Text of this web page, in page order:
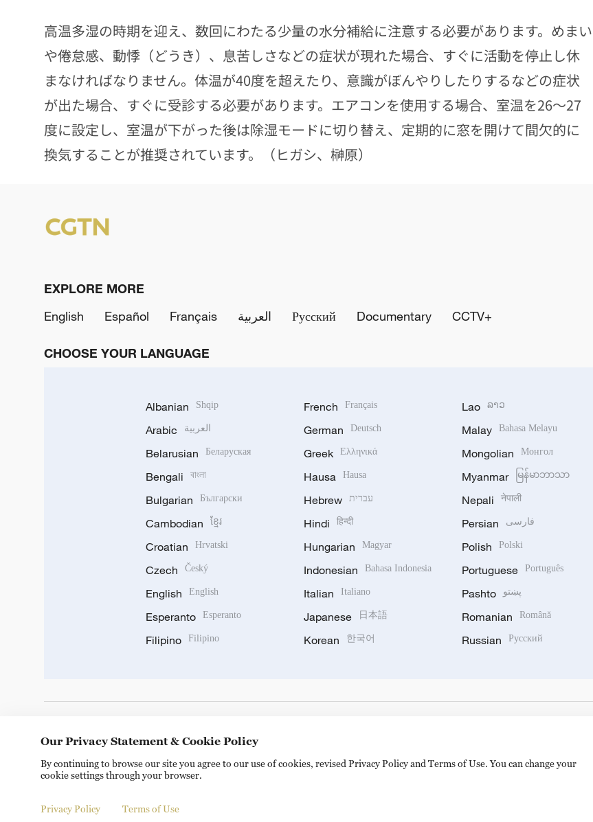
高温多湿の時期を迎え、数回にわたる少量の水分補給に注意する必要があります。めまい
や倦怠感、動悸（どうき）、息苦しさなどの症状が現れた場合、すぐに活動を停止し休
まなければなりません。体温が40度を超えたり、意識がぼんやりしたりするなどの症状
が出た場合、すぐに受診する必要があります。エアコンを使用する場合、室温を26～27
度に設定し、室温が下がった後は除湿モードに切り替え、定期的に窓を開けて間欠的に
換気することが推奨されています。（ヒガシ、榊原）
EXPLORE MORE
English
Español Français العربية Русский Documentary CCTV+
CHOOSE YOUR LANGUAGE
Albanian Shqip
Arabic العربية
Belarusian Беларуская
Bengali বাংলা
Bulgarian Български
Cambodian ខ្មែរ
Croatian Hrvatski
Czech Český
English English
Esperanto Esperanto
Filipino Filipino
French Français
German Deutsch
Greek Ελληνικά
Hausa Hausa
Hebrew עברית
Hindi हिन्दी
Hungarian Magyar
Indonesian Bahasa Indonesia
Italian Italiano
Japanese 日本語
Korean 한국어
Lao ລາວ
Malay Bahasa Melayu
Mongolian Монгол
Myanmar မြန်မာဘာသာ
Nepali नेपाली
Persian فارسی
Polish Polski
Portuguese Português
Pashto پښتو
Romanian Română
Russian Русский
© China Radio International.CRI. All Rights Reserved. 16A Shijingshan Road, Beijing, China. 100040
Our Privacy Statement & Cookie Policy
By continuing to browse our site you agree to our use of cookies, revised Privacy Policy and Terms of Use. You can change your
cookie settings through your browser.
Privacy Policy Terms of Use